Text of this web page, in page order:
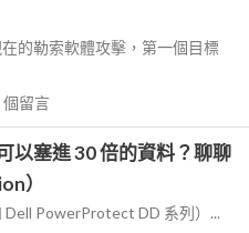
的勒索軟體攻擊，第一個目標
個留言
以塞進 30 倍的資料？聊聊
）
PowerProtect DD 系列）...